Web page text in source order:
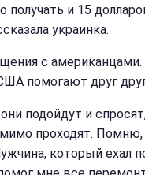
и 15
украинка.
с американцами.
помогают друг
подойдут и
проходят.
который ехал